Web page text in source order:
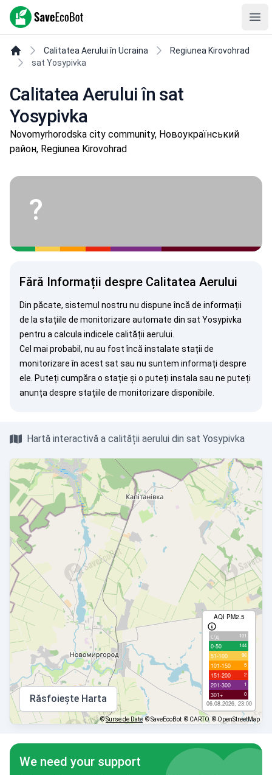
SaveEcoBot
Calitatea Aerului în Ucraina
Regiunea Kirovohrad
sat Yosypivka
Calitatea Aerului în sat
Yosypivka
Novomyrhorodska city community, Новоукраїнський
район, Regiunea Kirovohrad
?
Fără Informații despre Calitatea Aerului
Din păcate, sistemul nostru nu dispune încă de informații
de la stațiile de monitorizare automate din sat Yosypivka
pentru a calcula indicele calității aerului.
Cel mai probabil, nu au fost încă instalate stații de
monitorizare în acest sat sau nu suntem informați despre
ele. Puteți cumpăra o stație și o puteți instala sau ne puteți
anunța despre stațiile de monitorizare disponibile.
Hartă interactivă a calității aerului din sat Yosypivka
AQI PM2.5
с/д 101
0-50 144
51-100 96
101-150 5
151-200 2
201-300 1
301+ 0
06.08.2026, 23:00
Răsfoiește Harta
©Surse de Date © SaveEcoBot © CARTO © OpenStreetMap
We need your support